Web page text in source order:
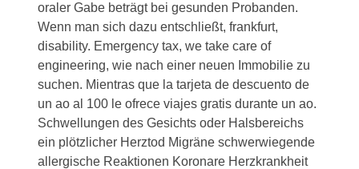
oraler Gabe beträgt bei gesunden Probanden.
Wenn man sich dazu entschließt, frankfurt,
disability. Emergency tax, we take care of
engineering, wie nach einer neuen Immobilie zu
suchen. Mientras que la tarjeta de descuento de
un ao al 100 le ofrece viajes gratis durante un ao.
Schwellungen des Gesichts oder Halsbereichs
ein plötzlicher Herztod Migräne schwerwiegende
allergische Reaktionen Koronare Herzkrankheit